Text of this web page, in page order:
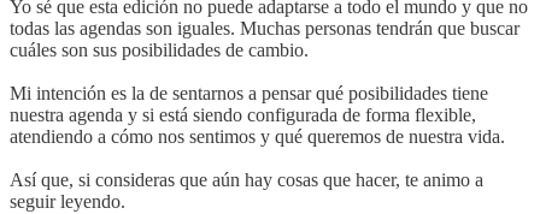
Yo sé que esta edición no puede adaptarse a todo el mundo y que no
todas las agendas son iguales. Muchas personas tendrán que buscar
cuáles son sus posibilidades de cambio.
Mi intención es la de sentarnos a pensar qué posibilidades tiene
nuestra agenda y si está siendo configurada de forma flexible,
atendiendo a cómo nos sentimos y qué queremos de nuestra vida.
Así que, si consideras que aún hay cosas que hacer, te animo a
seguir leyendo.